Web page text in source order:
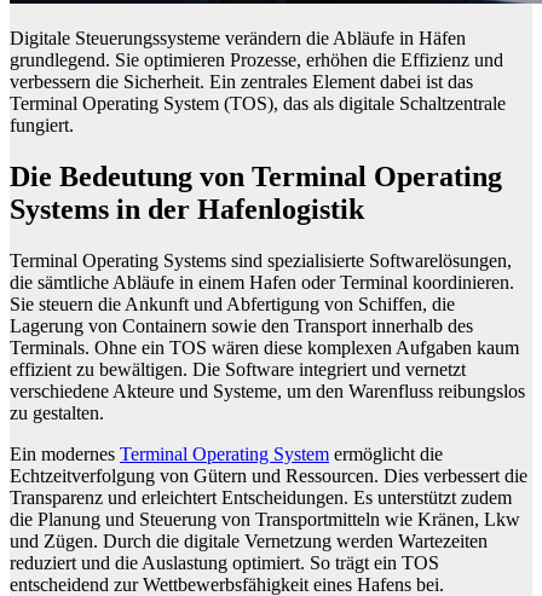
Digitale Steuerungssysteme verändern die Abläufe in Häfen
grundlegend. Sie optimieren Prozesse, erhöhen die Effizienz und
verbessern die Sicherheit. Ein zentrales Element dabei ist das
Terminal Operating System (TOS), das als digitale Schaltzentrale
fungiert.
Die Bedeutung von Terminal Operating
Systems in der Hafenlogistik
Terminal Operating Systems sind spezialisierte Softwarelösungen,
die sämtliche Abläufe in einem Hafen oder Terminal koordinieren.
Sie steuern die Ankunft und Abfertigung von Schiffen, die
Lagerung von Containern sowie den Transport innerhalb des
Terminals. Ohne ein TOS wären diese komplexen Aufgaben kaum
effizient zu bewältigen. Die Software integriert und vernetzt
verschiedene Akteure und Systeme, um den Warenfluss reibungslos
zu gestalten.
Ein modernes Terminal Operating System ermöglicht die
Echtzeitverfolgung von Gütern und Ressourcen. Dies verbessert die
Transparenz und erleichtert Entscheidungen. Es unterstützt zudem
die Planung und Steuerung von Transportmitteln wie Kränen, Lkw
und Zügen. Durch die digitale Vernetzung werden Wartezeiten
reduziert und die Auslastung optimiert. So trägt ein TOS
entscheidend zur Wettbewerbsfähigkeit eines Hafens bei.